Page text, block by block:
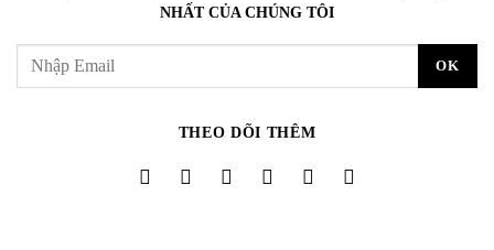
NHẤT CỦA CHÚNG TÔI
THEO DÕI THÊM